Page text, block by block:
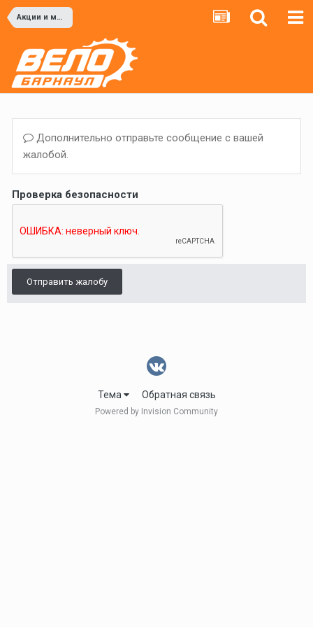
Акции и мероприятия
Дополнительно отправьте сообщение с вашей
жалобой.
Проверка безопасности
Отправить жалобу
Тема Обратная связь
Powered by Invision Community